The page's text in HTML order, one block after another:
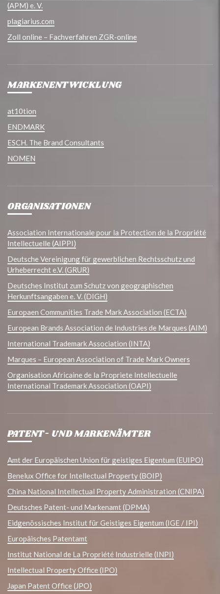
(APM) e. V.
plagiarius.com
Zoll online – Fachverfahren ZGR-online
MARKENENTWICKLUNG
at10tion
ENDMARK
ESCH. The Brand Consultants
NOMEN
ORGANISATIONEN
Association Internationale pour la Protection de la Propriété
Intellectuelle (AIPPI)
Deutsche Vereinigung für gewerblichen Rechtsschutz und
Urheberrecht e.V. (GRUR)
Deutsches Institut zum Schutz von geographischen
Herkunftsangaben e. V. (DIGH)
Europaen Communities Trade Mark Association (ECTA)
European Brands Association de Industries de Marques (AIM)
International Trademark Association (INTA)
Marques – European Association of Trade Mark Owners
Organisation Africaine de la Propriete Intellectuelle
International Trademark Association (OAPI)
PATENT- UND MARKENÄMTER
Amt der Europäischen Union für geistiges Eigentum (EUIPO)
Benelux Office for Intellectual Property (BOIP)
China National Intellectual Property Administration (CNIPA)
Deutsches Patent- und Markenamt (DPMA)
Eidgenössisches Institut für Geistiges Eigentum (IGE / IPI)
Europäisches Patentamt
Institut National de La Propriété Industrielle (INPI)
Intellectual Property Office (IPO)
Japan Patent Office (JPO)